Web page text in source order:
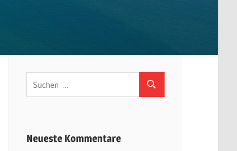
Suchen
Neueste Kommentare